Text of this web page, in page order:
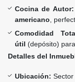
Cocina de Autor:
americano ,
Comodidad
útil (depósito)
Detalles del
Ubicación: Sector